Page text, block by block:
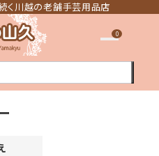
く川越の老舗手芸用品店
0